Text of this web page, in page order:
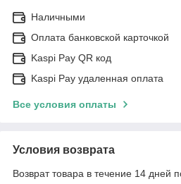
Наличными
Оплата банковской карточкой
Kaspi Pay QR код
Kaspi Pay удаленная оплата
Все условия оплаты
Условия возврата
Возврат товара в течение 14 дней